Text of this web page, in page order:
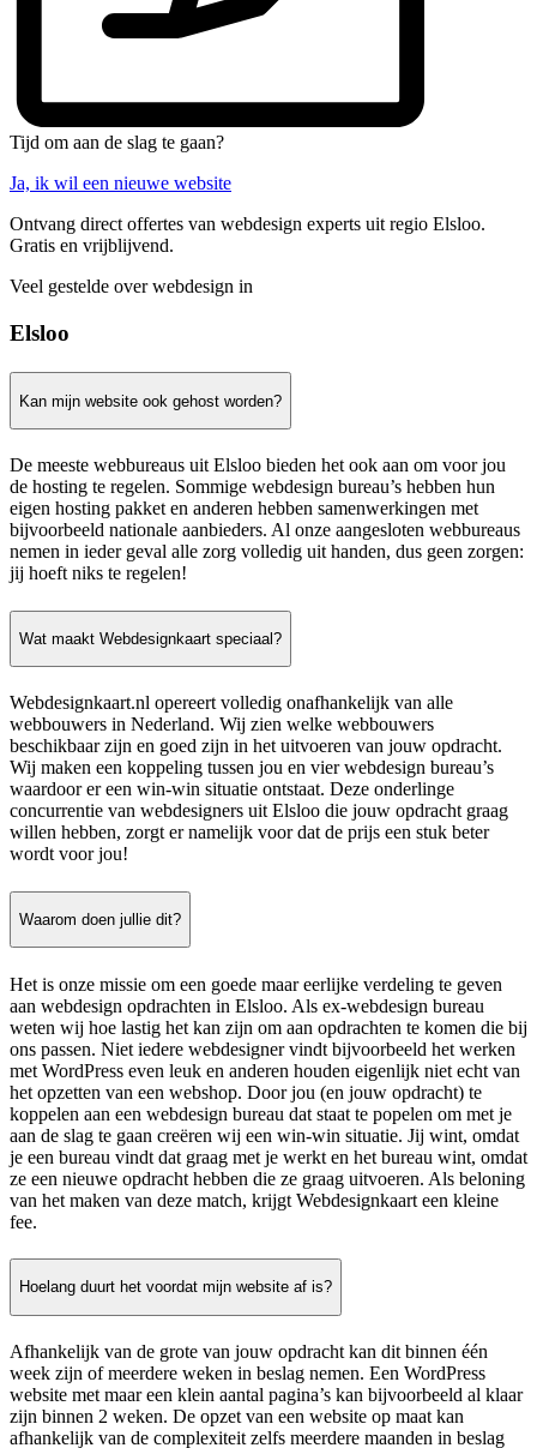
Tijd om aan de slag te gaan?
Ja, ik wil een nieuwe website
Ontvang direct offertes van webdesign experts uit regio Elsloo.
Gratis en vrijblijvend.
Veel gestelde over webdesign in
Elsloo
Kan mijn website ook gehost worden?
De meeste webbureaus uit Elsloo bieden het ook aan om voor jou
de hosting te regelen. Sommige webdesign bureau’s hebben hun
eigen hosting pakket en anderen hebben samenwerkingen met
bijvoorbeeld nationale aanbieders. Al onze aangesloten webbureaus
nemen in ieder geval alle zorg volledig uit handen, dus geen zorgen:
jij hoeft niks te regelen!
Wat maakt Webdesignkaart speciaal?
Webdesignkaart.nl opereert volledig onafhankelijk van alle
webbouwers in Nederland. Wij zien welke webbouwers
beschikbaar zijn en goed zijn in het uitvoeren van jouw opdracht.
Wij maken een koppeling tussen jou en vier webdesign bureau’s
waardoor er een win-win situatie ontstaat. Deze onderlinge
concurrentie van webdesigners uit Elsloo die jouw opdracht graag
willen hebben, zorgt er namelijk voor dat de prijs een stuk beter
wordt voor jou!
Waarom doen jullie dit?
Het is onze missie om een goede maar eerlijke verdeling te geven
aan webdesign opdrachten in Elsloo. Als ex-webdesign bureau
weten wij hoe lastig het kan zijn om aan opdrachten te komen die bij
ons passen. Niet iedere webdesigner vindt bijvoorbeeld het werken
met WordPress even leuk en anderen houden eigenlijk niet echt van
het opzetten van een webshop. Door jou (en jouw opdracht) te
koppelen aan een webdesign bureau dat staat te popelen om met je
aan de slag te gaan creëren wij een win-win situatie. Jij wint, omdat
je een bureau vindt dat graag met je werkt en het bureau wint, omdat
ze een nieuwe opdracht hebben die ze graag uitvoeren. Als beloning
van het maken van deze match, krijgt Webdesignkaart een kleine
fee.
Hoelang duurt het voordat mijn website af is?
Afhankelijk van de grote van jouw opdracht kan dit binnen één
week zijn of meerdere weken in beslag nemen. Een WordPress
website met maar een klein aantal pagina’s kan bijvoorbeeld al klaar
zijn binnen 2 weken. De opzet van een website op maat kan
afhankelijk van de complexiteit zelfs meerdere maanden in beslag